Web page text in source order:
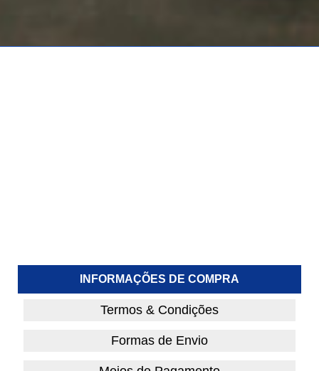
INFORMAÇÕES DE COMPRA
Termos & Condições
Formas de Envio